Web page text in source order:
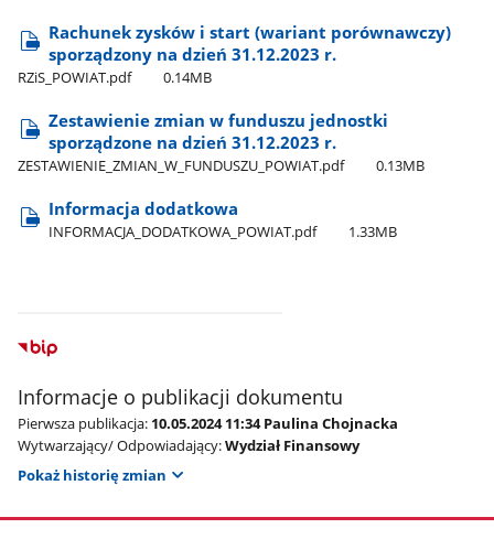
Rachunek zysków i start (wariant porównawczy)
sporządzony na dzień 31.12.2023 r.
RZiS​_POWIAT.pdf 0.14MB
Zestawienie zmian w funduszu jednostki
sporządzone na dzień 31.12.2023 r.
ZESTAWIENIE​_ZMIAN​_W​_FUNDUSZU​_POWIAT.pdf 0.13MB
Informacja dodatkowa
INFORMACJA​_DODATKOWA​_POWIAT.pdf 1.33MB
Informacje o publikacji dokumentu
Pierwsza publikacja: 10.05.2024 11:34 Paulina Chojnacka
Wytwarzający/ Odpowiadający:Wydział Finansowy
Pokaż historię zmian